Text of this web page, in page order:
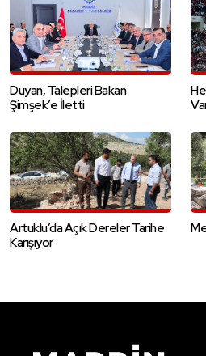
Duyan, Talepleri Bakan
Şimşek’e İletti
Artuklu’da Açık Dereler Tarihe
Karışıyor